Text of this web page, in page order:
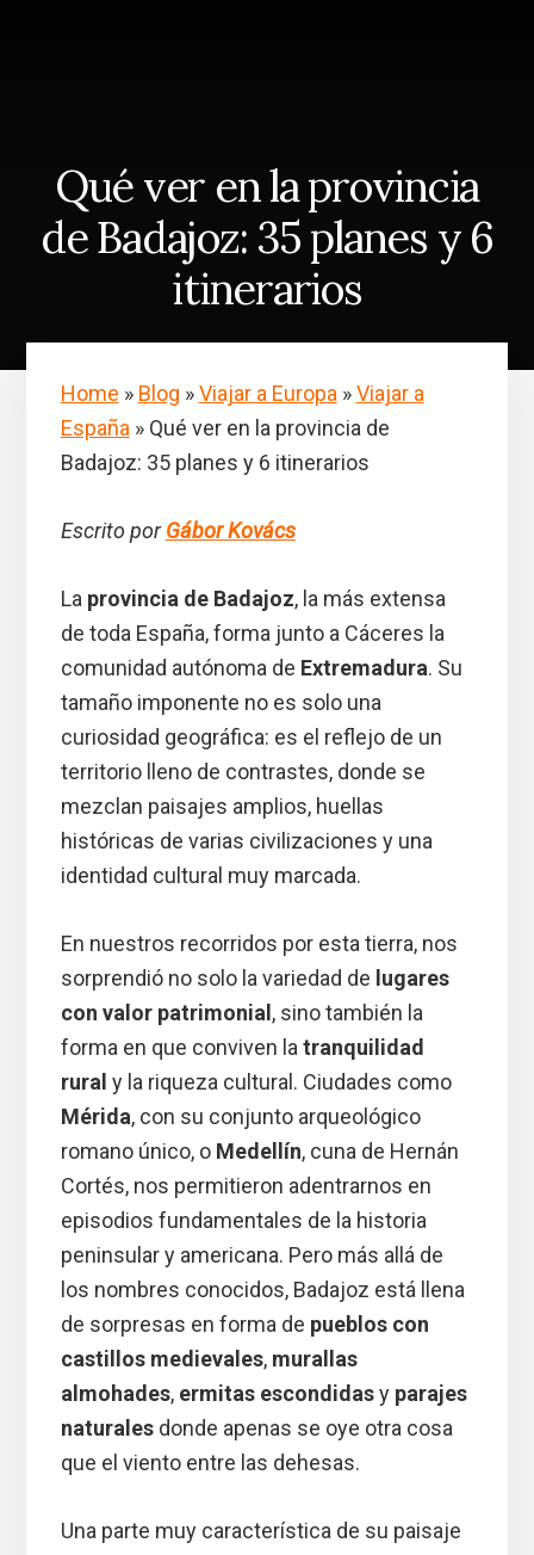
Qué ver en la provincia
de Badajoz: 35 planes y 6
itinerarios
Home » Blog »Viajar a Europa»Viajar a
España» Qué ver en la provincia de
Badajoz: 35 planes y 6 itinerarios
Escrito porGábor Kovács
La provincia de Badajoz, la más extensa
de toda España, forma junto a Cáceres la
comunidad autónoma de Extremadura. Su
tamaño imponente no es solo una
curiosidad geográfica: es el reflejo de un
territorio lleno de contrastes, donde se
mezclan paisajes amplios, huellas
históricas de varias civilizaciones y una
identidad cultural muy marcada.
En nuestros recorridos por esta tierra, nos
sorprendió no solo la variedad de lugares
con valor patrimonial , sino también la
forma en que conviven latranquilidad
rural y la riqueza cultural. Ciudades como
Mérida, con su conjunto arqueológico
romano único, o Medellín, cuna de Hernán
Cortés, nos permitieron adentrarnos en
episodios fundamentales de la historia
peninsular y americana. Pero más allá de
los nombres conocidos, Badajoz está llena
de sorpresas en forma de pueblos con
castillos medievales, murallas
almohades, ermitas escondidasy parajes
naturalesdonde apenas se oye otra cosa
que el viento entre las dehesas.
Una parte muy característica de su paisaje